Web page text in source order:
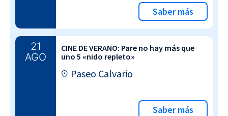
Saber más
21
AGO
CINE DE VERANO: Pare no hay más que
uno 5 «nido repleto»
Paseo Calvario
Saber más